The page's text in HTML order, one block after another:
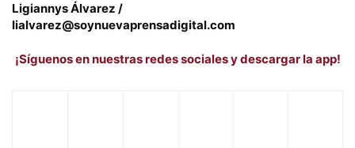
Ligiannys Álvarez /
lialvarez@soynuevaprensadigital.com
¡Síguenos en nuestras redes sociales y descargar la app!